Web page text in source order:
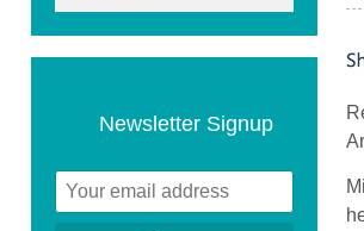
Newsletter Signup